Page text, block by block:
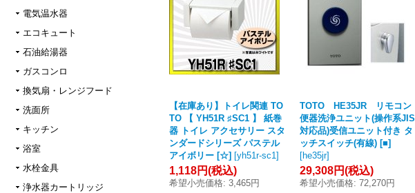
電気温水器
エコキュート
石油給湯器
ガスコンロ
換気扇・レンジフード
洗面所
キッチン
浴室
水栓金具
浄水器カートリッジ
【在庫あり】トイレ関連 TO
TO 【 YH51R ♯SC1 】 紙巻
器 トイレ アクセサリー スタ
ンダードシリーズ パステル
アイボリー [☆] [yh51r-sc1]
1,118円(税込)
希望小売価格: 3,465円
TOTO HE35JR リモコン
便器洗浄ユニット(操作系JIS
対応品)受信ユニット付き タ
ッチスイッチ(有線) [■]
[he35jr]
29,308円(税込)
希望小売価格: 72,270円